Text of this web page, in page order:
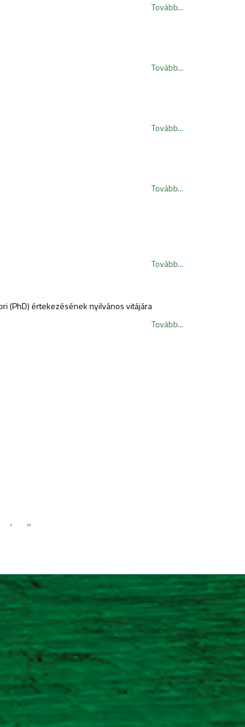
Tovább...
Tovább...
Tovább...
Tovább...
Tovább...
(PhD) értekezésének nyilvános vitájára
Tovább...
› »